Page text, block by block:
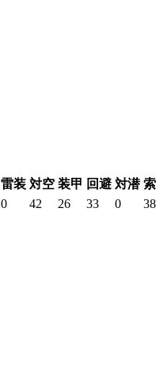
雷装 対空 装甲 回避 対潜
0 42 26 33 0 38